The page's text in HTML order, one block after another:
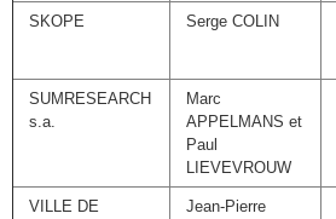
SKOPE Serge COLIN
SUMRESEARCH
s.a.
Marc
APPELMANS et
Paul
LIEVEVROUW
VILLE DE
Jean-Pierre